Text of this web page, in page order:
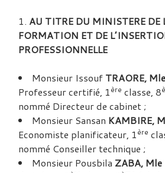
AU TITRE DU MINISTERE DE
FORMATION ET DE
PROFESSIONNELLE
Monsieur Issouf TRAORE,
Professeur certifié, 1ère classe, 8
nommé Directeur de cabinet ;
Monsieur Sansan KAMBIRE,
Economiste planificateur, 1ère
nommé Conseiller technique ;
Monsieur Pousbila ZABA,